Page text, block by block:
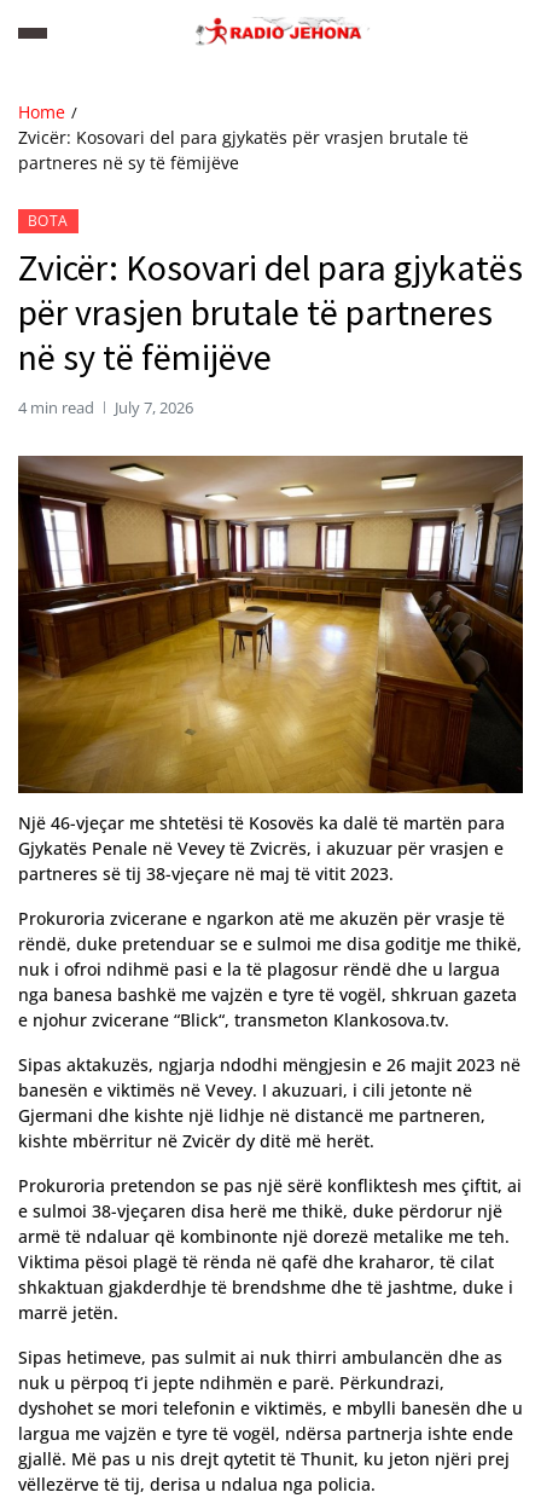
Home
Zvicër: Kosovari del para gjykatës për vrasjen brutale të
partneres në sy të fëmijëve
BOTA
Zvicër: Kosovari del para gjykatës
për vrasjen brutale të partneres
në sy të fëmijëve
4 min read July 7, 2026
Një 46-vjeçar me shtetësi të Kosovës ka dalë të martën para
Gjykatës Penale në Vevey të Zvicrës, i akuzuar për vrasjen e
partneres së tij 38-vjeçare në maj të vitit 2023.
Prokuroria zvicerane e ngarkon atë me akuzën për vrasje të
rëndë, duke pretenduar se e sulmoi me disa goditje me thikë,
nuk i ofroi ndihmë pasi e la të plagosur rëndë dhe u largua
nga banesa bashkë me vajzën e tyre të vogël, shkruan gazeta
e njohur zvicerane “Blick“, transmeton Klankosova.tv.
Sipas aktakuzës, ngjarja ndodhi mëngjesin e 26 majit 2023 në
banesën e viktimës në Vevey. I akuzuari, i cili jetonte në
Gjermani dhe kishte një lidhje në distancë me partneren,
kishte mbërritur në Zvicër dy ditë më herët.
Prokuroria pretendon se pas një sërë konfliktesh mes çiftit, ai
e sulmoi 38-vjeçaren disa herë me thikë, duke përdorur një
armë të ndaluar që kombinonte një dorezë metalike me teh.
Viktima pësoi plagë të rënda në qafë dhe kraharor, të cilat
shkaktuan gjakderdhje të brendshme dhe të jashtme, duke i
marrë jetën.
Sipas hetimeve, pas sulmit ai nuk thirri ambulancën dhe as
nuk u përpoq t’i jepte ndihmën e parë. Përkundrazi,
dyshohet se mori telefonin e viktimës, e mbylli banesën dhe u
largua me vajzën e tyre të vogël, ndërsa partnerja ishte ende
gjallë. Më pas u nis drejt qytetit të Thunit, ku jeton njëri prej
vëllezërve të tij, derisa u ndalua nga policia.